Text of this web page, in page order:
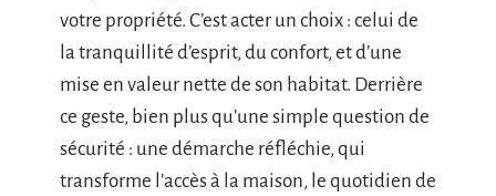
votre propriété. C’est acter un choix : celui de
la tranquillité d’esprit, du confort, et d’une
mise en valeur nette de son habitat. Derrière
ce geste, bien plus qu’une simple question de
sécurité : une démarche réfléchie, qui
transforme l’accès à la maison, le quotidien de